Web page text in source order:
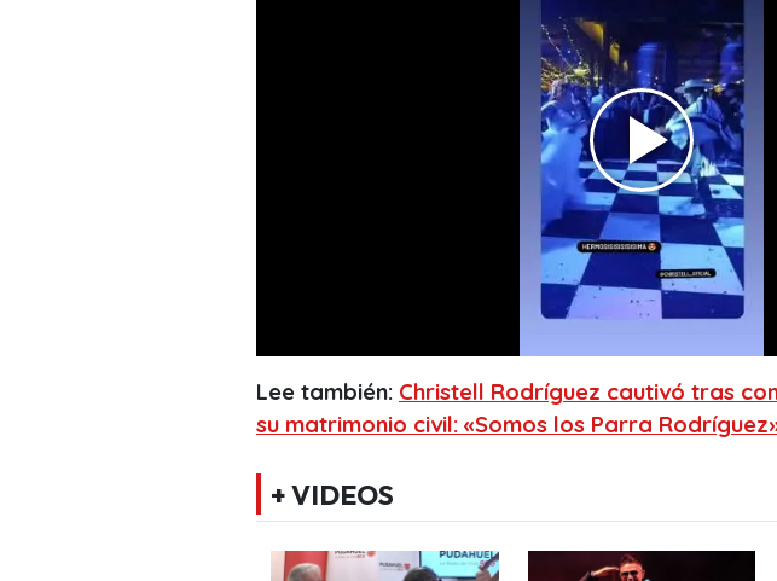
Lee también: Christell Rodríguez cautivó tras
su matrimonio civil: «Somos los Parra
+ VIDEOS